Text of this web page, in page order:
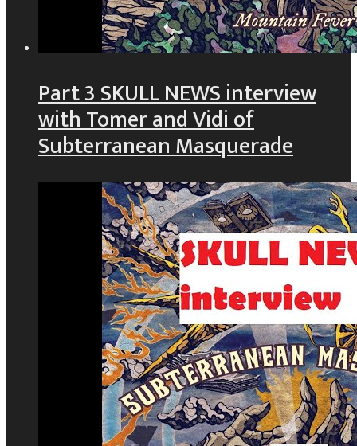
Part 3 SKULL NEWS interview
with Tomer and Vidi of
Subterranean Masquerade